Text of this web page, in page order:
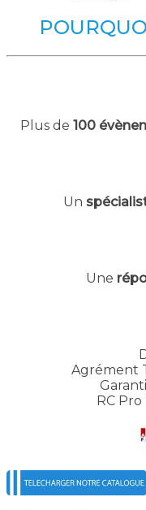
Plus de 100
Un
Une
Agrément
RC